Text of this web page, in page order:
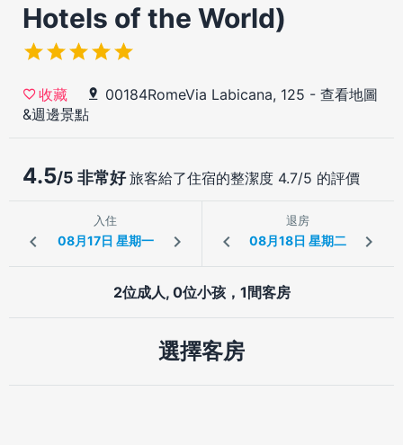
Hotels of the World)
收藏 00184RomeVia Labicana, 125 - 查看地圖
&週邊景點
4.5/5 非常好旅客給了住宿的整潔度 4.7/5 的評價
入住 退房
2位成人, 0位小孩，1間客房
選擇客房